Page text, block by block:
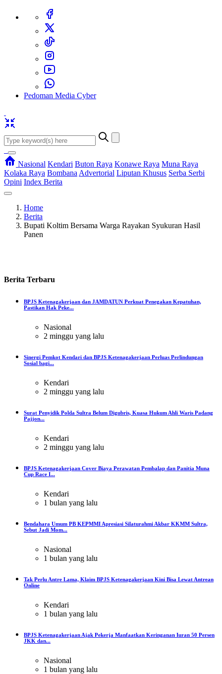
Pedoman Media Cyber
Nasional Kendari Buton Raya Konawe Raya Muna Raya
Kolaka Raya Bombana Advertorial Liputan Khusus Serba Serbi
Opini Index Berita
Home
Berita
Bupati Koltim Bersama Warga Rayakan Syukuran Hasil
Panen
Berita Terbaru
BPJS Ketenagakerjaan dan JAMDATUN Perkuat Penegakan Kepatuhan,
Pastikan Hak Peke...
Nasional
2 minggu yang lalu
Sinergi Pemkot Kendari dan BPJS Ketenagakerjaan Perluas Perlindungan
Sosial bagi...
Kendari
2 minggu yang lalu
Surat Penyidik Polda Sultra Belum Digubris, Kuasa Hukum Ahli Waris Padang
Pajjon...
Kendari
2 minggu yang lalu
BPJS Ketenagakerjaan Cover Biaya Perawatan Pembalap dan Panitia Muna
Cup Race I...
Kendari
1 bulan yang lalu
Bendahara Umum PB KEPMMI Apresiasi Silaturahmi Akbar KKMM Sultra,
Sebut Jadi Mom...
Nasional
1 bulan yang lalu
Tak Perlu Antre Lama, Klaim BPJS Ketenagakerjaan Kini Bisa Lewat Antrean
Online
Kendari
1 bulan yang lalu
BPJS Ketenagakerjaan Ajak Pekerja Manfaatkan Keringanan Iuran 50 Persen
JKK dan...
Nasional
1 bulan yang lalu